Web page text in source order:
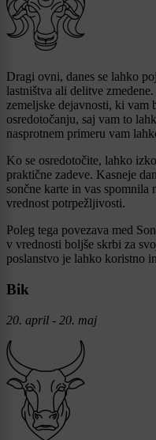
Dragi ovni, danes se lahko
lastništva ali delitve
zemeljske dejavnosti, ki vam
osredotočanju, saj vam to
nasprotnem primeru vam
Ko se osredotočite, lahko
praktične zadeve. Kasneje
sončne karte in vas spomnila
vrednost potrpežljivosti.
Poleg tega povezava med
v vrednosti boljše skrbi za
poslanstvo je lahko koristno
Bik
20. april - 20. maj